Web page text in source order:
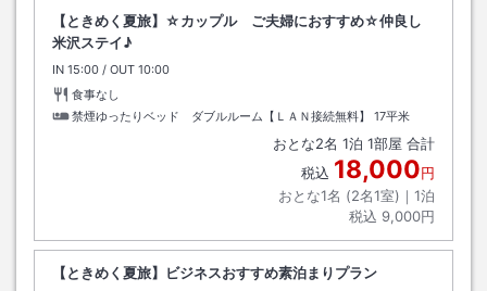
【ときめく夏旅】☆カップル ご夫婦におすすめ☆仲良し
米沢ステイ♪
IN チェックイン
15:00 / OUT チェックアウト
10:00
食事なし
禁煙ゆったりベッド ダブルルーム【ＬＡＮ接続無料】
17平米
おとな2名 1泊 1部屋 合計
税込 18,000円
おとな1名 (2名1室)｜ 1泊
税込 9,000円
【ときめく夏旅】ビジネスおすすめ素泊まりプラン